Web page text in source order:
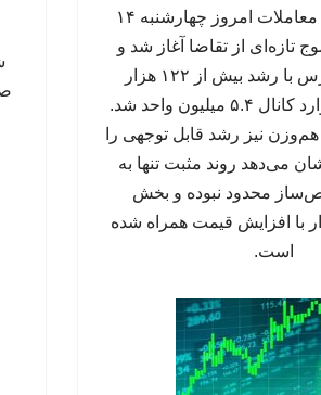
بازار سرمایه در معاملات امروز چهارشنبه ۱۴
۱۴۰۵ با موج تازه‌ای از تقاضا آغاز شد و
شاخص کل بورس با رشد بیش از ۱۲۲ هزار
واحدی بار دیگر وارد کانال ۵.۴ میلیون واحد شد.
نیز رشد قابل توجهی را
می‌دهد روند مثبت تنها به
محدود نبوده و بخش
با افزایش قیمت همراه شده
است.